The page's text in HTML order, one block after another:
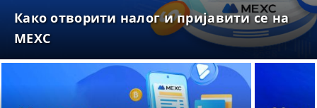
Како отворити налог и пријавити се на
MEXC